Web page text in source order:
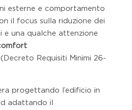
esterne e comportamento
il focus sulla riduzione dei
e una qualche attenzione
Requisiti Minimi 26-
progettando l’edificio in
adattando il